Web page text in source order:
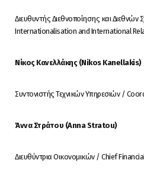
Διευθυντής Διεθνοποίησης και
Internationalisation and International
Νίκος Κανελλάκης(Nikos Kanellakis)
Συντονιστής Τεχνικών Υπηρεσιών /
Άννα Στράτου (Anna Stratou)
Διευθύντρια Οικονομικών / Chief